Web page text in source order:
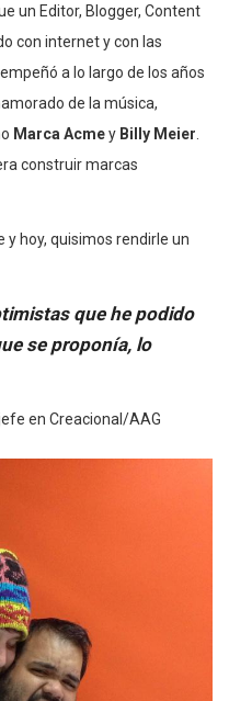
un Editor, Blogger, Content
con internet y con las
a lo largo de los años
de la música,
Marca Acmey Billy Meier
construir marcas
y hoy, quisimos rendirle un
que he podido
se proponía, lo
en Creacional/AAG